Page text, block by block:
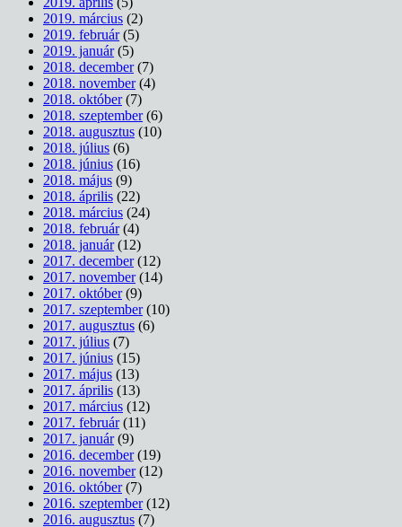
2019. március (2)
2019. február(5)
2019. január(5)
2018. december(7)
2018. november(4)
2018. október(7)
2018. szeptember(6)
2018. augusztus (10)
2018. július (6)
2018. június (16)
2018. május (9)
2018. április (22)
2018. március (24)
2018. február(4)
2018. január(12)
2017. december(12)
2017. november(14)
2017. október(9)
2017. szeptember(10)
2017. augusztus (6)
2017. július (7)
2017. június (15)
2017. május (13)
2017. április (13)
2017. március (12)
2017. február(11)
2017. január(9)
2016. december(19)
2016. november(12)
2016. október(7)
2016. szeptember(12)
2016. augusztus (7)